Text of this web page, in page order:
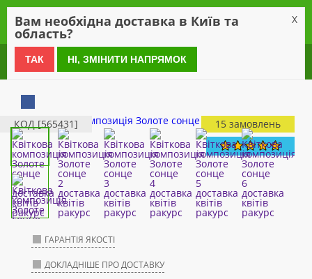
0 800 21 54 55
КОД [565431] 15 замовлень
ГАРАНТІЯ ЯКОСТІ
ДОКЛАДНІШЕ ПРО ДОСТАВКУ
Вам необхідна доставка в Київ та
область?
X
ТАК НІ, ЗМІНИТИ НАПРЯМОК